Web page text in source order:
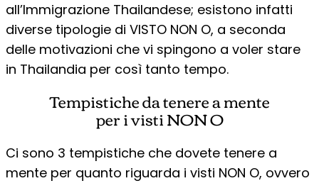
all’Immigrazione Thailandese; esistono infatti
diverse tipologie di VISTO NON O, a seconda
delle motivazioni che vi spingono a voler stare
in Thailandia per così tanto tempo.
Tempistiche da tenere a mente
per i visti NON O
Ci sono 3 tempistiche che dovete tenere a
mente per quanto riguarda i visti NON O, ovvero